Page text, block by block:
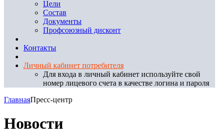
Цели
Состав
Документы
Профсоюзный дисконт
Контакты
Личный кабинет потребителя
Для входа в личный кабинет используйте свой
номер лицевого счета в качестве логина и пароля
ГлавнаяПресс-центр
Новости